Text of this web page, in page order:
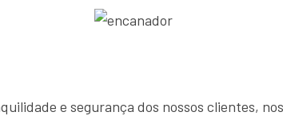
e segurança dos nossos clientes,